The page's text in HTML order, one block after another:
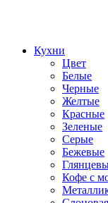
Кухни
Цвет
Белые
Черные
Желтые
Красные
Зеленые
Серые
Бежевые
Кофе с